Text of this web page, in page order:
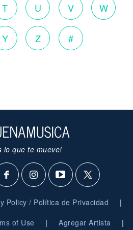
T U V W
Y Z #
lo que te mueve!
Policy / Política de Privacidad |
of Use | Agregar Artista |